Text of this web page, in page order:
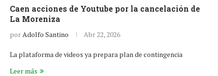
Caen acciones de Youtube por la cancelación de
La Moreniza
porAdolfo Santino Abr 22, 2026
La plataforma de videos ya prepara plan de contingencia
Leer más